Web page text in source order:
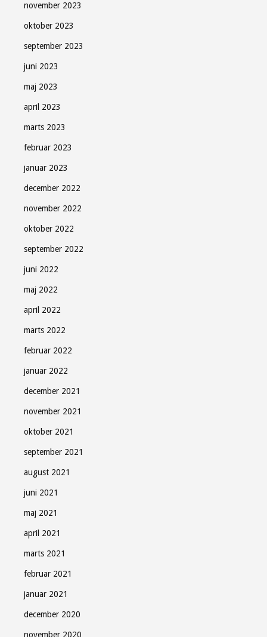
november 2023
oktober 2023
september 2023
juni 2023
maj 2023
april 2023
marts 2023
februar 2023
januar 2023
december 2022
november 2022
oktober 2022
september 2022
juni 2022
maj 2022
april 2022
marts 2022
februar 2022
januar 2022
december 2021
november 2021
oktober 2021
september 2021
august 2021
juni 2021
maj 2021
april 2021
marts 2021
februar 2021
januar 2021
december 2020
november 2020